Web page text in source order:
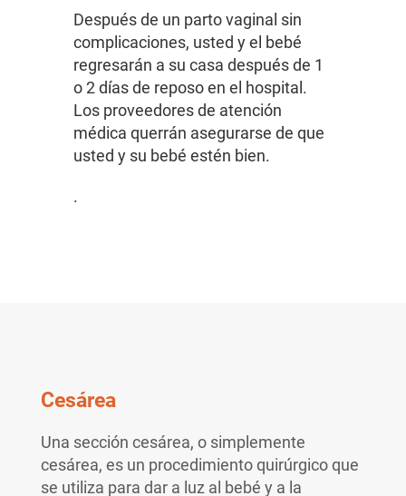
Después de un parto vaginal sin
complicaciones, usted y el bebé
regresarán a su casa después de 1
o 2 días de reposo en el hospital.
Los proveedores de atención
médica querrán asegurarse de que
usted y su bebé estén bien.
.
Cesárea
Una sección cesárea, o simplemente
cesárea, es un procedimiento quirúrgico que
se utiliza para dar a luz al bebé y a la